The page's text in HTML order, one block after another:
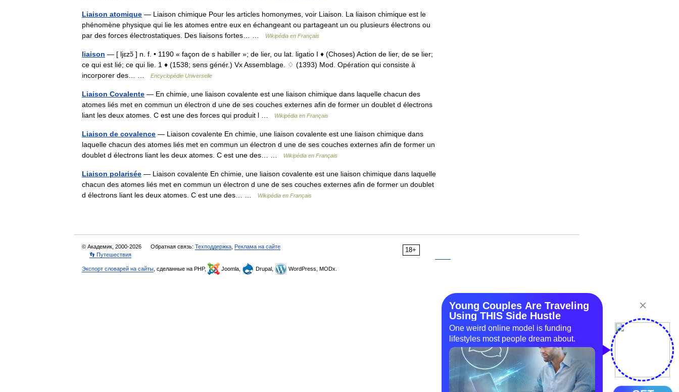
Liaison atomique — Liaison chimique Pour les articles homonymes, voir Liaison. La liaison chimique est le
phénomène physique qui lie les atomes entre eux en échangeant ou partageant un ou plusieurs électrons ou
par des forces électrostatiques. Des liaisons fortes… …
Wikipédia en Français
liaison — [ ljɛzɔ̃ ] n. f. • 1190 « façon de s habiller »; de lier, ou lat. ligatio I ♦ (Choses) Action de lier, de se lier;
ce qui est lié; ce qui lie. 1 ♦ (1538; sens génér.) Vx Assemblage. ♢ (1393) Mod. Opération qui consiste à
incorporer des… …
Encyclopédie Universelle
Liaison Covalente — En chimie, une liaison covalente est une liaison chimique dans laquelle chacun des
atomes liés met en commun un électron d une de ses couches externes afin de former un doublet d électrons
liant les deux atomes. C est une des forces qui produit l …
Wikipédia en Français
Liaison de covalence — Liaison covalente En chimie, une liaison covalente est une liaison chimique dans
laquelle chacun des atomes liés met en commun un électron d une de ses couches externes afin de former un
doublet d électrons liant les deux atomes. C est une des… …
Wikipédia en Français
Liaison polarisée — Liaison covalente En chimie, une liaison covalente est une liaison chimique dans laquelle
chacun des atomes liés met en commun un électron d une de ses couches externes afin de former un doublet
d électrons liant les deux atomes. C est une des… …
Wikipédia en Français
18+
© Академик, 2000-2026 Обратная связь: Техподдержка Реклама на сайте
👣 Путешествия
Экспорт словарей на сайты , сделанные на PHP, Joomla, Drupal, WordPress, MODx.